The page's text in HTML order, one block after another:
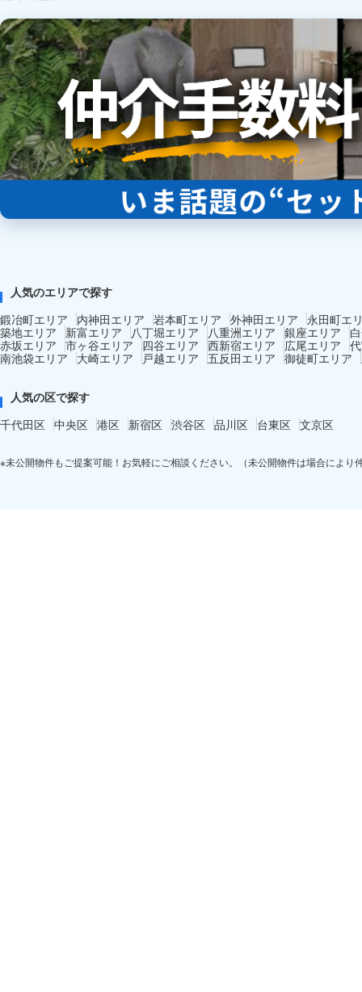
人気のエリアで探す
鍛冶町エリア
内神田エリア 岩本町エリア 外神田エリア
永田町エ
築地エリア
新富エリア 八丁堀エリア 八重洲エリア 銀座エリア
赤坂エリア 市ヶ谷エリア 四谷エリア 西新宿エリア 広尾エリア
南池袋エリア
大崎エリア 戸越エリア 五反田エリア 御徒町エリア
人気の区で探す
千代田区 中央区 港区 新宿区 渋谷区 品川区 台東区 文京区
※未公開物件もご提案可能！お気軽にご相談ください。（未公開物件は場合により